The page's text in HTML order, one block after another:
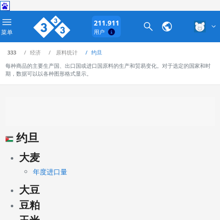
菜单
211.911
用户
333 经济 原料统计
约旦
每种商品的主要生产国、出口国或进口国原料的生产和贸易变化。对于选定的国家和时
期，数据可以以各种图形格式显示。
约旦
大麦
年度进口量
大豆
豆粕